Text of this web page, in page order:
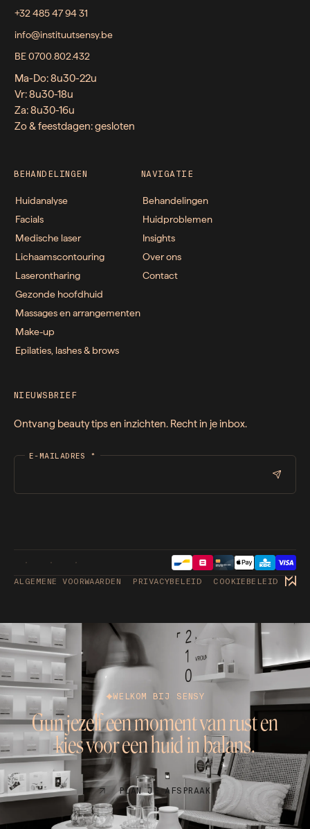
+32 485 47 94 31
info@instituutsensy.be
BE 0700.802.432
Ma-Do: 8u30-22u
Vr: 8u30-18u
Za: 8u30-16u
Zo & feestdagen: gesloten
BEHANDELINGEN
Huidanalyse
Facials
Medische laser
Lichaamscontouring
Laserontharing
Gezonde hoofdhuid
Massages en arrangementen
Make-up
Epilaties, lashes & brows
NAVIGATIE
Behandelingen
Huidproblemen
Insights
Over ons
Contact
NIEUWSBRIEF
Ontvang beauty tips en inzichten. Recht in je inbox.
E-MAILADRES *
ALGEMENE VOORWAARDEN PRIVACYBELEID COOKIEBELEID
WELKOM BIJ SENSY
Gun jezelf een moment van rust en
kies voor een huid in balans.
PLAN JE AFSPRAAK